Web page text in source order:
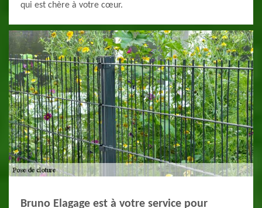
qui est chère à votre cœur.
Bruno Elagage est à votre service pour